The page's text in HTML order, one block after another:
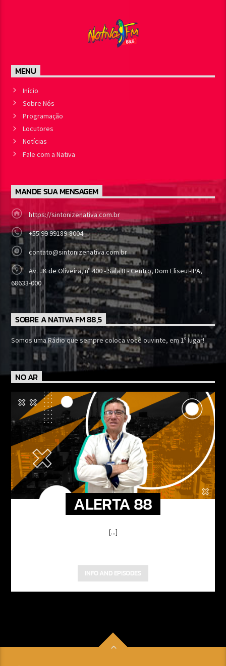
MENU
Início
Sobre Nós
Programação
Locutores
Notícias
Fale com a Nativa
MANDE SUA MENSAGEM
https://sintonizenativa.com.br
+55 99 99189-8004
contato@sintonizenativa.com.br
Av. JK de Oliveira, nº 400 - Sala B - Centro, Dom Eliseu - PA,
68633-000
SOBRE A NATIVA FM 88,5
Somos uma Rádio que sempre coloca você ouvinte, em 1º lugar!
NO AR
ALERTA 88
[...]
INFO AND EPISODES